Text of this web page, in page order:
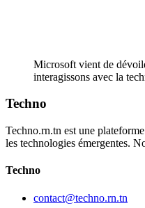
Microsoft vient de
interagissons avec la
Techno
Techno.rn.tn est une
les technologies émergentes.
Techno
contact@techno.rn.tn